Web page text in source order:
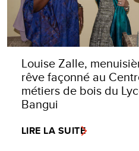
Louise Zalle,
rêve façonné au
métiers de bois du
Bangui
LIRE LA SUITE